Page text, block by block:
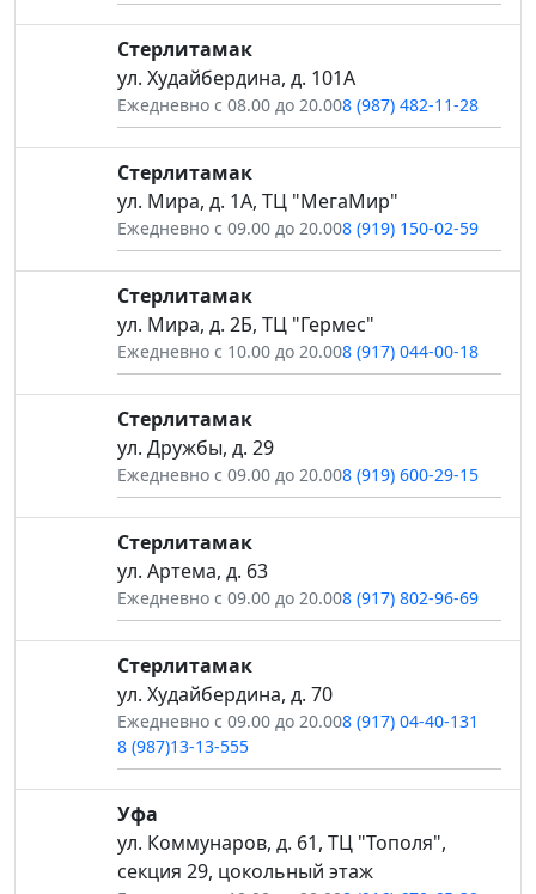
Стерлитамак
ул. Худайбердина, д. 101А
Ежедневно с 08.00 до 20.008 (987) 482-11-28
Стерлитамак
ул. Мира, д. 1А, ТЦ "МегаМир"
Ежедневно с 09.00 до 20.008 (919) 150-02-59
Стерлитамак
ул. Мира, д. 2Б, ТЦ "Гермес"
Ежедневно с 10.00 до 20.008 (917) 044-00-18
Стерлитамак
ул. Дружбы, д. 29
Ежедневно с 09.00 до 20.008 (919) 600-29-15
Стерлитамак
ул. Артема, д. 63
Ежедневно с 09.00 до 20.008 (917) 802-96-69
Стерлитамак
ул. Худайбердина, д. 70
Ежедневно с 09.00 до 20.008 (917) 04-40-131
8 (987)13-13-555
Уфа
ул. Коммунаров, д. 61, ТЦ "Тополя",
секция 29, цокольный этаж